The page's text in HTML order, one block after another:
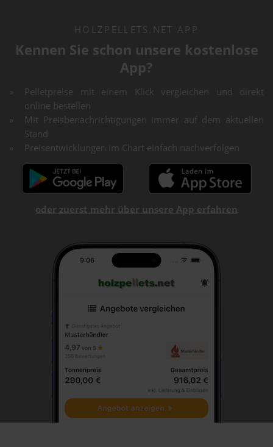
HOLZPELLETS.NET APP
Kennen Sie schon unsere kostenlose
App?
Pelletpreise mit einem Klick vergleichen und direkt
online bestellen
Mit Preisbenachrichtigungen immer auf dem aktuellen
Stand
Preisentwicklungen im Chart einfach nachverfolgen
oder zuerst mehr über unsere App erfahren